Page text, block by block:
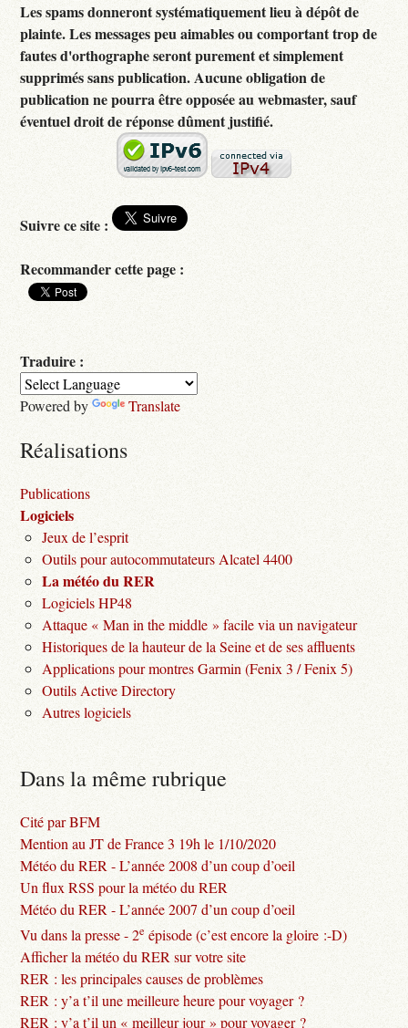
Les spams donneront systématiquement lieu à dépôt de
plainte. Les messages peu aimables ou comportant trop de
fautes d'orthographe seront purement et simplement
supprimés sans publication. Aucune obligation de
publication ne pourra être opposée au webmaster, sauf
éventuel droit de réponse dûment justifié.
Suivre ce site :
Recommander cette page :
Traduire :
Powered by Translate
Réalisations
Publications
Logiciels
Jeux de l’esprit
Outils pour autocommutateurs Alcatel 4400
La météo du RER
Logiciels HP48
Attaque « Man in the middle » facile via un navigateur
Historiques de la hauteur de la Seine et de ses affluents
Applications pour montres Garmin (Fenix 3 / Fenix 5)
Outils Active Directory
Autres logiciels
Dans la même rubrique
Cité par BFM
Mention au JT de France 3 19h le 1/10/2020
Météo du RER - L’année 2008 d’un coup d’oeil
Un flux RSS pour la météo du RER
Météo du RER - L’année 2007 d’un coup d’oeil
Vu dans la presse - 2e épisode (c’est encore la gloire :-D)
Afficher la météo du RER sur votre site
RER : les principales causes de problèmes
RER : y’a t’il une meilleure heure pour voyager ?
RER : y’a t’il un « meilleur jour » pour voyager ?